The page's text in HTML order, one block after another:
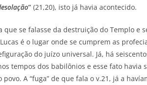
” (21,20), isto já havia acontecido.
que se falasse da destruição do Templo e
é o lugar onde se cumprem as
do juízo universal. Já, há
tempos dos babilônios e esse fato
povo. A “fuga” de que fala o v.21, já a